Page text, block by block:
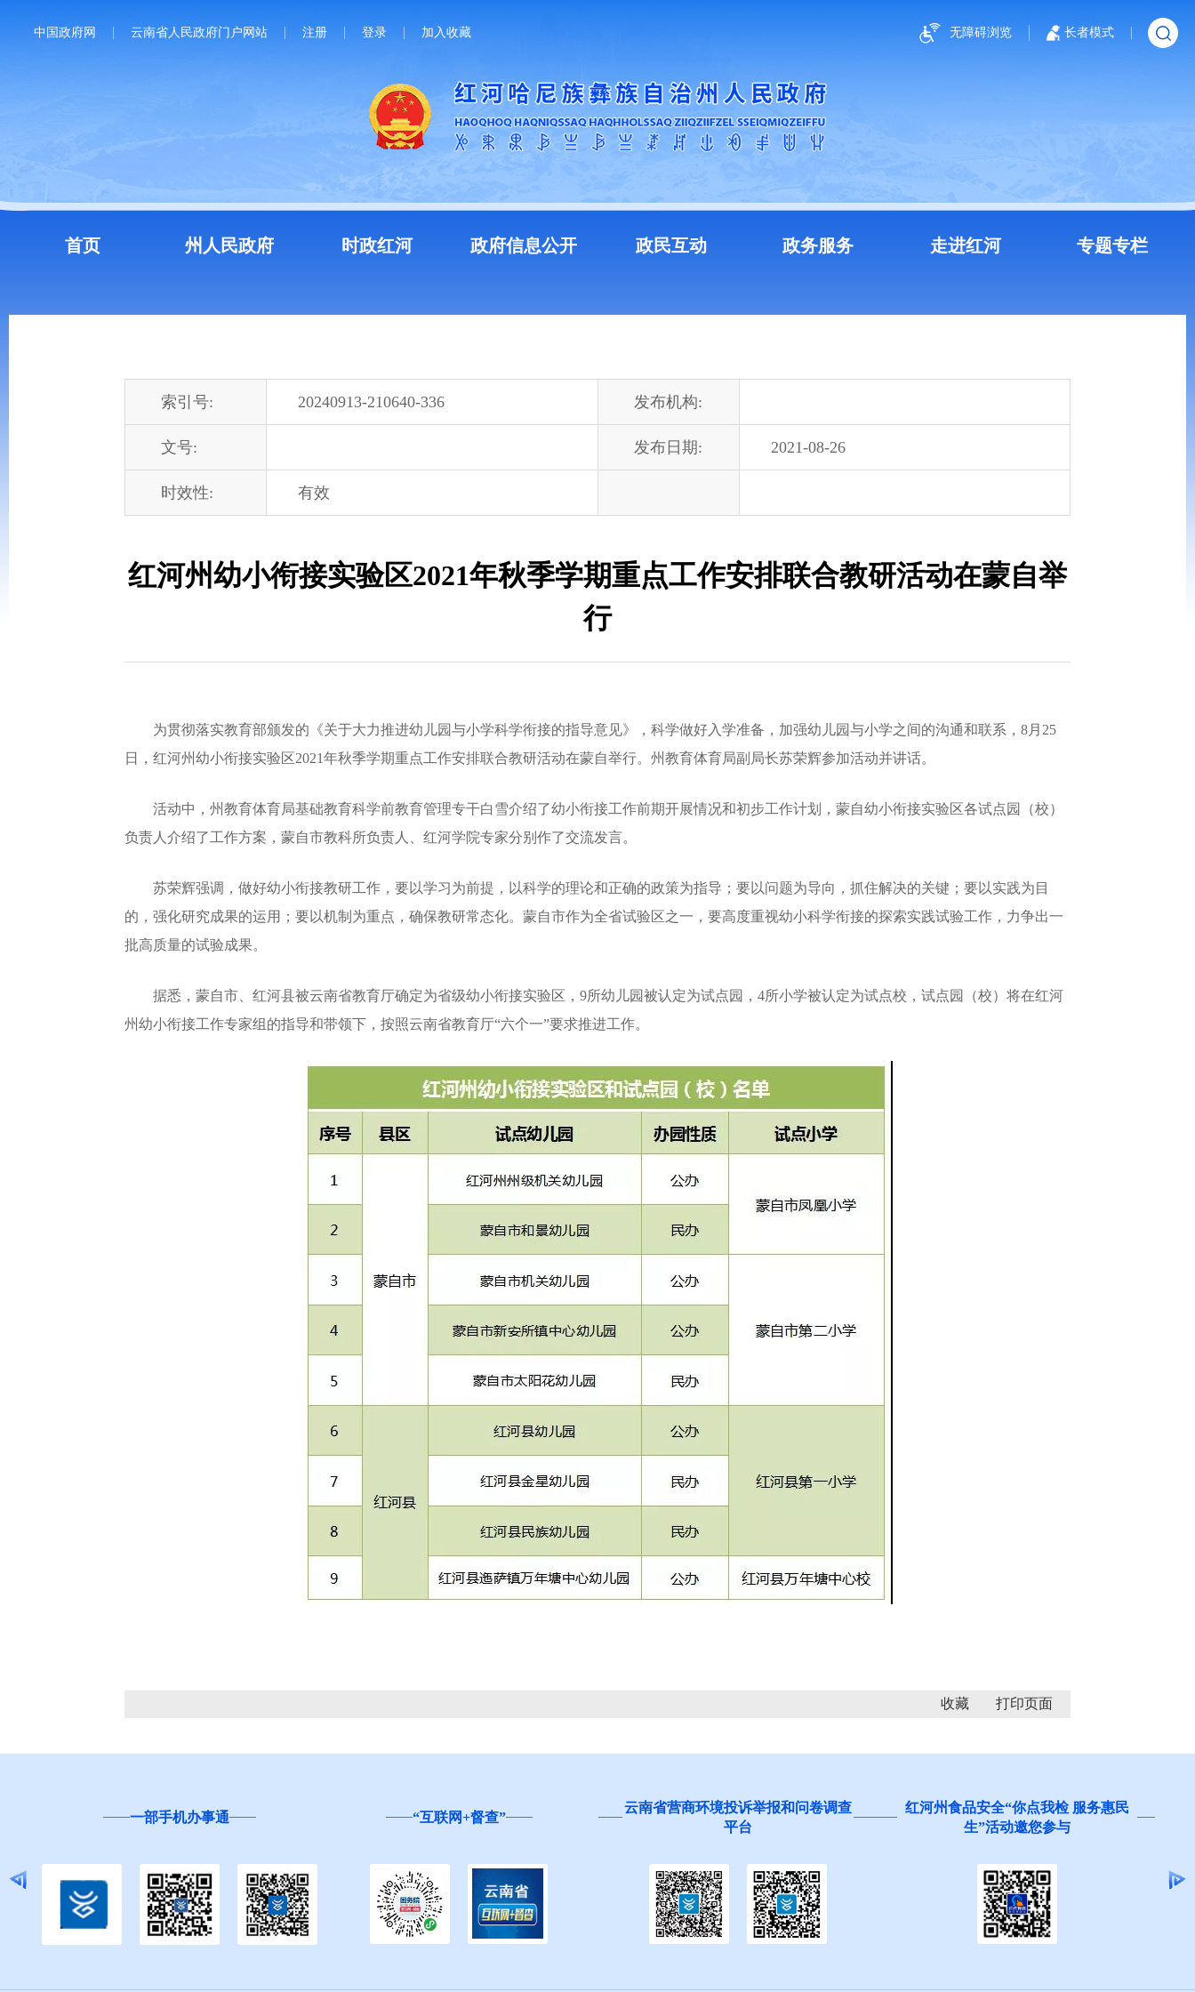
中国政府网 云南省人民政府门户网站 注册 登录 加入收藏 无障碍浏览 长者模式
首页 州人民政府 时政红河 政府信息公开 政民互动 政务服务 走进红河 专题专栏
索引号: 20240913-210640-336 发布机构:
文号: 发布日期: 2021-08-26
时效性: 有效
红河州幼小衔接实验区2021年秋季学期重点工作安排联合教研活动在蒙自举
行
为贯彻落实教育部颁发的《关于大力推进幼儿园与小学科学衔接的指导意见》，科学做好入学准备，加强幼儿园与小学之间的沟通和联系，8月25
日，红河州幼小衔接实验区2021年秋季学期重点工作安排联合教研活动在蒙自举行。州教育体育局副局长苏荣辉参加活动并讲话。
活动中，州教育体育局基础教育科学前教育管理专干白雪介绍了幼小衔接工作前期开展情况和初步工作计划，蒙自幼小衔接实验区各试点园（校）
负责人介绍了工作方案，蒙自市教科所负责人、红河学院专家分别作了交流发言。
苏荣辉强调，做好幼小衔接教研工作，要以学习为前提，以科学的理论和正确的政策为指导；要以问题为导向，抓住解决的关键；要以实践为目
的，强化研究成果的运用；要以机制为重点，确保教研常态化。蒙自市作为全省试验区之一，要高度重视幼小科学衔接的探索实践试验工作，力争出一
批高质量的试验成果。
据悉，蒙自市、红河县被云南省教育厅确定为省级幼小衔接实验区，9所幼儿园被认定为试点园，4所小学被认定为试点校，试点园（校）将在红河
州幼小衔接工作专家组的指导和带领下，按照云南省教育厅“六个一”要求推进工作。
收藏
一部手机办事通 “互联网+督查”
云南省营商环境投诉举报和问卷调查
平台
红河州食品安全“你点我检 服务惠民
生”活动邀您参与